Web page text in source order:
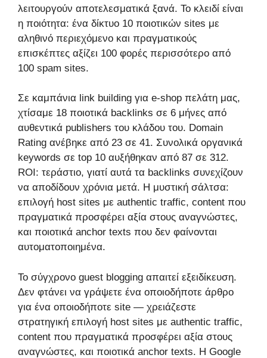
λειτουργούν αποτελεσματικά ξανά. Το κλειδί είναι
η ποιότητα: ένα δίκτυο 10 ποιοτικών sites με
αληθινό περιεχόμενο και πραγματικούς
επισκέπτες αξίζει 100 φορές περισσότερο από
100 spam sites.
Σε καμπάνια link building για e-shop πελάτη μας,
χτίσαμε 18 ποιοτικά backlinks σε 6 μήνες από
αυθεντικά publishers του κλάδου του. Domain
Rating ανέβηκε από 23 σε 41. Συνολικά οργανικά
keywords σε top 10 αυξήθηκαν από 87 σε 312.
ROI: τεράστιο, γιατί αυτά τα backlinks συνεχίζουν
να αποδίδουν χρόνια μετά. Η μυστική σάλτσα:
επιλογή host sites με authentic traffic, content που
πραγματικά προσφέρει αξία στους αναγνώστες,
και ποιοτικά anchor texts που δεν φαίνονται
αυτοματοποιημένα.
Το σύγχρονο guest blogging απαιτεί εξειδίκευση.
Δεν φτάνει να γράψετε ένα οποιοδήποτε άρθρο
για ένα οποιοδήποτε site — χρειάζεστε
στρατηγική επιλογή host sites με authentic traffic,
content που πραγματικά προσφέρει αξία στους
αναγνώστες, και ποιοτικά anchor texts. Η Google